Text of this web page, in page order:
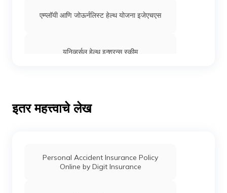
एम्प्लॉयी आणि जोऊर्नलिस्ट हेल्थ योजना इजेएचएस
युनिव्हर्सल हेल्थ इन्शुरन्स स्कीम
आयुष्मान भारत योजना पीएमजेएवाय
इतर महत्त्वाचे लेख
Personal Accident Insurance Policy
Online by Digit Insurance